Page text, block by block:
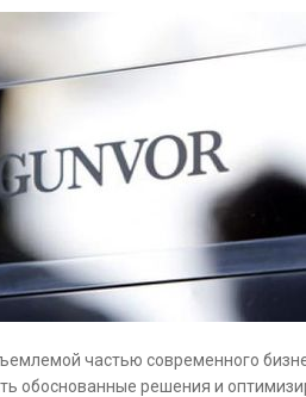
частью современного
обоснованные решения и